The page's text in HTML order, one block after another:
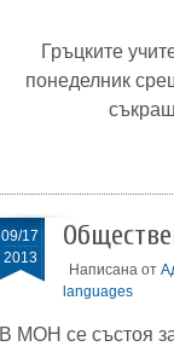
Гръцките
понеделник
09/17
2013
Написана от
languages
В МОН се състоя